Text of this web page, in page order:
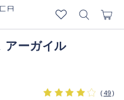
アーガイル
(49)